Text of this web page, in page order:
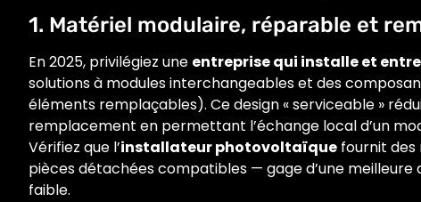
1. Matériel modulaire, réparable et
En 2025, privilégiez une entreprise qui installe et
solutions à modules interchangeables et des
éléments remplaçables). Ce design « serviceable »
remplacement en permettant l’échange local d’un
Vérifiez que l’installateur photovoltaïque fournit des
pièces détachées compatibles — gage d’une meilleure
faible.